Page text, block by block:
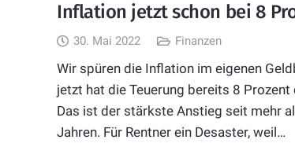
Inflation jetzt schon bei 8
30. Mai 2022 Finanzen
Wir spüren die Inflation im eigenen
jetzt hat die Teuerung bereits 8 Prozent
Das ist der stärkste Anstieg seit mehr
Jahren. Für Rentner ein Desaster, weil…